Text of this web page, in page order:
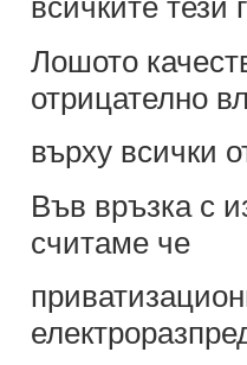
всичките тези
Лошото
отрицателно
върху всички
Във връзка с
считаме че